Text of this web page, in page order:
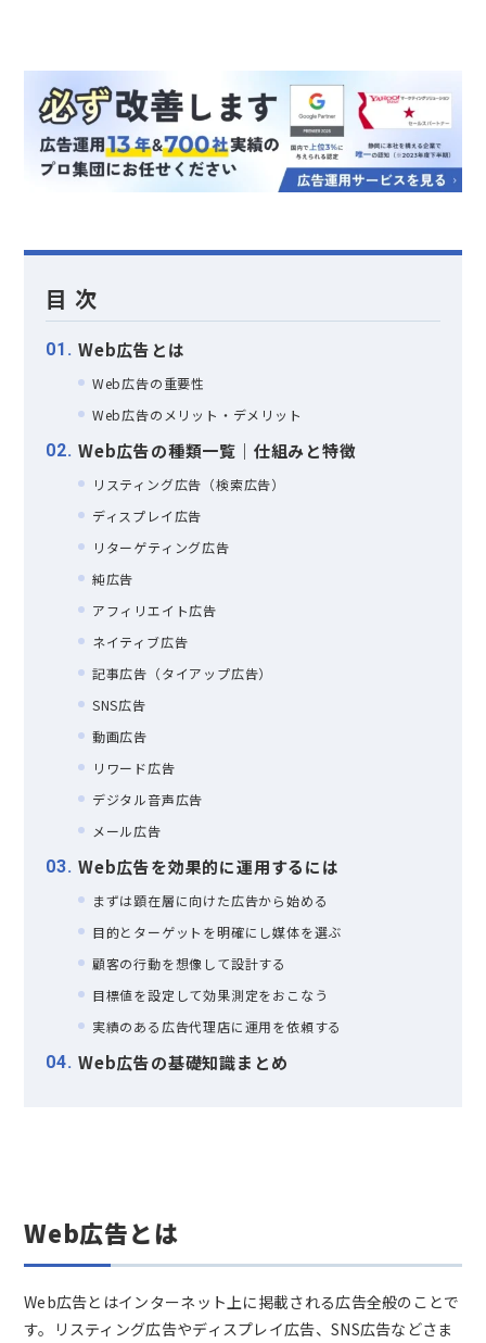
目 次
1 Web広告とは
Web広告の重要性
Web広告のメリット・デメリット
2 Web広告の種類一覧｜仕組みと特徴
リスティング広告（検索広告）
ディスプレイ広告
リターゲティング広告
純広告
アフィリエイト広告
ネイティブ広告
記事広告（タイアップ広告）
SNS広告
動画広告
リワード広告
デジタル音声広告
メール広告
3 Web広告を効果的に運用するには
まずは顕在層に向けた広告から始める
目的とターゲットを明確にし媒体を選ぶ
顧客の行動を想像して設計する
目標値を設定して効果測定をおこなう
実績のある広告代理店に運用を依頼する
4 Web広告の基礎知識まとめ
Web広告とは
Web広告とはインターネット上に掲載される広告全般のことで
す。リスティング広告やディスプレイ広告、SNS広告などさま